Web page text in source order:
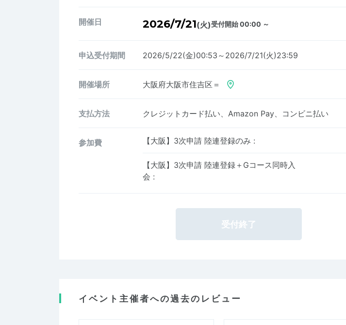
開催日 2026/7/21(火)受付開始 00:00 ～
申込受付期間 2026/5/22(金)00:53～2026/7/21(火)23:59
開催場所 大阪府大阪市住吉区＝
支払方法 クレジットカード払い、Amazon Pay、コンビニ払い
参加費 【大阪】3次申請 陸連登録のみ :
【大阪】3次申請 陸連登録＋Gコース同時入
会 :
受付終了
イベント主催者への過去のレビュー